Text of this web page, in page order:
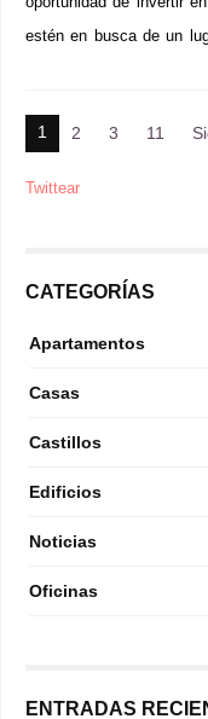
estén en busca de un
1 2 3 11
Twittear
CATEGORÍAS
Apartamentos
Casas
Castillos
Edificios
Noticias
Oficinas
ENTRADAS